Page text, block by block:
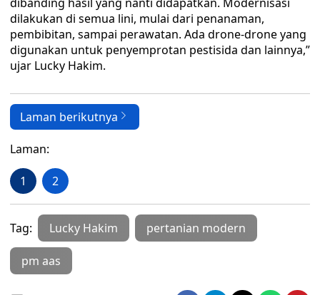
dilakukan di semua lini, mulai dari penanaman,
pembibitan, sampai perawatan. Ada drone-drone yang
digunakan untuk penyemprotan pestisida dan lainnya,”
ujar Lucky Hakim.
Laman berikutnya
Laman:
1 2
Tag: Lucky Hakim pertanian modern
pm aas